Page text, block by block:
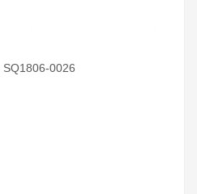
SQ1806-0026